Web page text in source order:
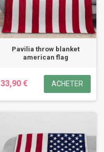
Pavilia throw blanket
american flag
33,90 € ACHETER